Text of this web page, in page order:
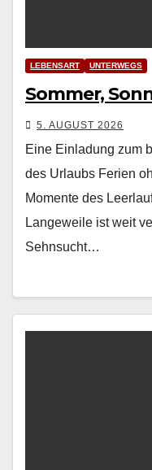
LEBENSART UNTERWEGS
Sommer,
5. AUGUST 2026
Eine Einladung zum
des Urlaubs Ferien
Momente des
Langeweile ist weit
Sehn­sucht…